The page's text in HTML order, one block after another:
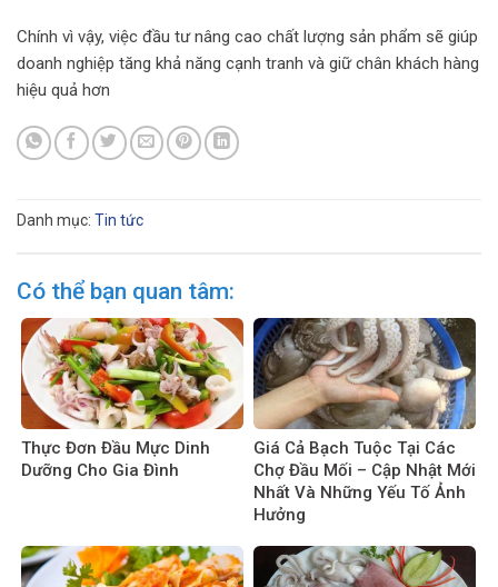
Chính vì vậy, việc đầu tư nâng cao chất lượng sản phẩm sẽ giúp
doanh nghiệp tăng khả năng cạnh tranh và giữ chân khách hàng
hiệu quả hơn
Danh mục: Tin tức
Có thể bạn quan tâm:
Thực Đơn Đầu Mực Dinh
Dưỡng Cho Gia Đình
Giá Cả Bạch Tuộc Tại Các
Chợ Đầu Mối – Cập Nhật Mới
Nhất Và Những Yếu Tố Ảnh
Hưởng